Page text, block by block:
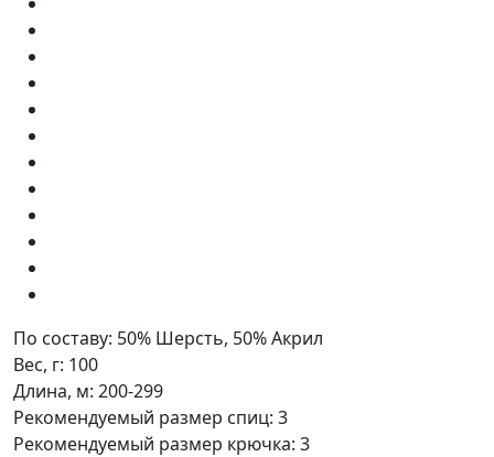
По составу: 50% Шерсть, 50% Акрил
Вес, г: 100
Длина, м: 200-299
Рекомендуемый размер спиц: 3
Рекомендуемый размер крючка: 3